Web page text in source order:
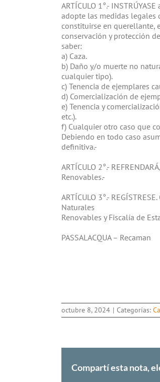
ARTÍCULO 1°.-
adopte las medidas legales
constituirse en querellante,
conservación y protección
saber:
a) Caza.
b) Daño y/o muerte no
cualquier tipo).
c) Tenencia de ejemplares
d) Comercialización de
e) Tenencia y
etc.).
f) Cualquier otro caso que
Debiendo en todo caso
definitiva.-
ARTÍCULO 2°.-
Renovables.-
ARTÍCULO 3°.-
Naturales
Renovables y Fiscalía de
PASSALACQUA – Recaman
octubre 8, 2024 | Categorías:
Compartí esta nota,